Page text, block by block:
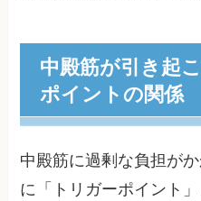
中殿筋が引き起
ポイントの関係
中殿筋に過剰な負担が
に「トリガーポイント